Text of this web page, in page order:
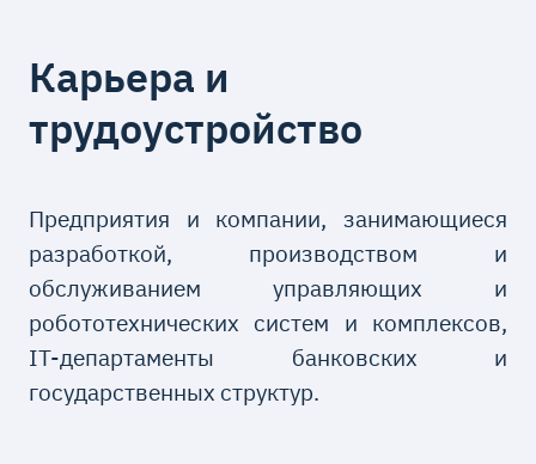
Карьера и
трудоустройство
Предприятия и компании, занимающиеся
разработкой, производством и
обслуживанием управляющих и
робототехнических систем и комплексов,
IT-департаменты банковских и
государственных структур.